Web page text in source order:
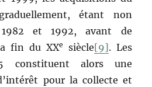
étant non
et 1992, avant de
fin du XXe siècle[9]. Les
constituent alors une
pour la collecte et